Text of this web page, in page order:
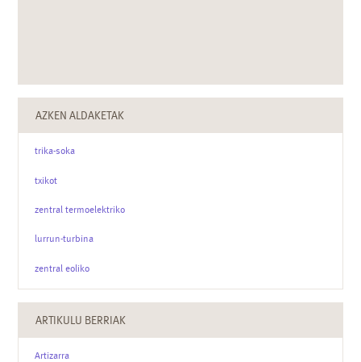
AZKEN ALDAKETAK
trika-soka
txikot
zentral termoelektriko
lurrun-turbina
zentral eoliko
ARTIKULU BERRIAK
Artizarra